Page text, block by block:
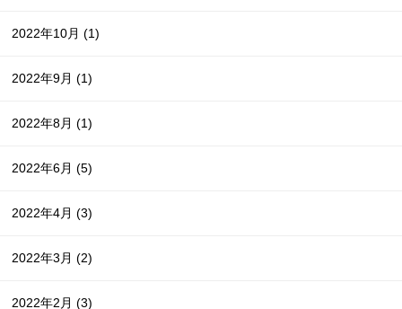
2022年10月(1)
2022年9月(1)
2022年8月(1)
2022年6月(5)
2022年4月(3)
2022年3月(2)
2022年2月(3)